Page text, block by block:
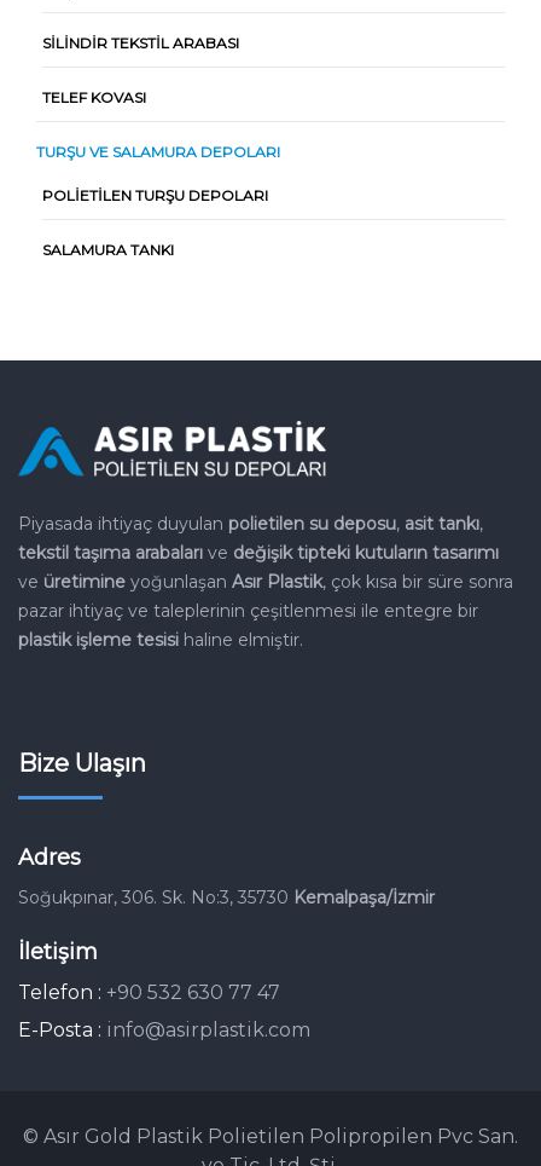
SILINDIR TEKSTIL ARABASI
TELEF KOVASI
TURŞU VE SALAMURA DEPOLARI
POLIETILEN TURŞU DEPOLARI
SALAMURA TANKI
Piyasada ihtiyaç duyulan polietilen su deposu, asit tankı,
tekstil taşıma arabaları ve değişik tipteki kutuların tasarımı
ve üretimine yoğunlaşan Asır Plastik, çok kısa bir süre sonra
pazar ihtiyaç ve taleplerinin çeşitlenmesi ile entegre bir
plastik işleme tesisi haline elmiştir.
Bize Ulaşın
Adres
Soğukpınar, 306. Sk. No:3, 35730 Kemalpaşa/İzmir
İletişim
Telefon : +90 532 630 77 47
E-Posta : info@asirplastik.com
© Asır Gold Plastik Polietilen Polipropilen Pvc San.